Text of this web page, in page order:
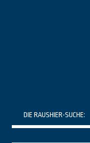
DIE RAUSHIER-SUCHE: